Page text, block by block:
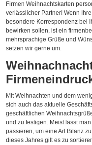
Firmen Weihnachtskarten
verlässlicher Partner! Wenn
besondere Korrespondenz bei
bewirken sollen, ist ein
mehrsprachige Grüße und
setzen wir gerne um.
Mit Weihnachten und dem
sich auch das aktuelle
geschäftlichen
und zu festigen. Meist lässt
passieren, um eine Art Bilanz
dieses Jahres gilt es zu